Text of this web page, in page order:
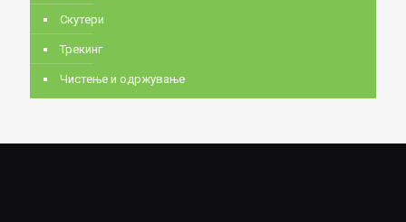
Скутери
Трекинг
Чистење и одржување